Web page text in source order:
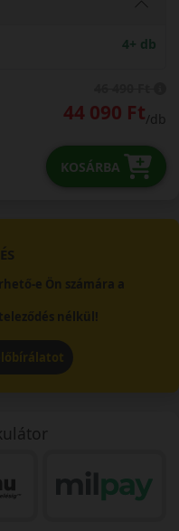
4+ db
44 090 Ft/db
KOSÁRBA
e Ön számára a
nélkül!